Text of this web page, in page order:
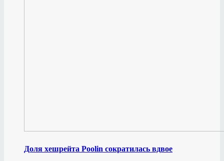
Доля хешрейта Poolin сократилась вдвое